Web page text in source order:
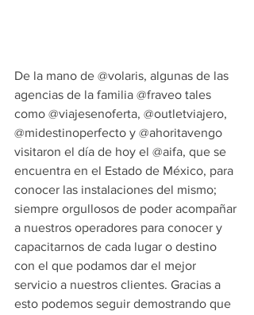
De la mano de @volaris, algunas de las
agencias de la familia @fraveo tales
como @viajesenoferta, @outletviajero,
@midestinoperfecto y @ahoritavengo
visitaron el día de hoy el @aifa, que se
encuentra en el Estado de México, para
conocer las instalaciones del mismo;
siempre orgullosos de poder acompañar
a nuestros operadores para conocer y
capacitarnos de cada lugar o destino
con el que podamos dar el mejor
servicio a nuestros clientes. Gracias a
esto podemos seguir demostrando que